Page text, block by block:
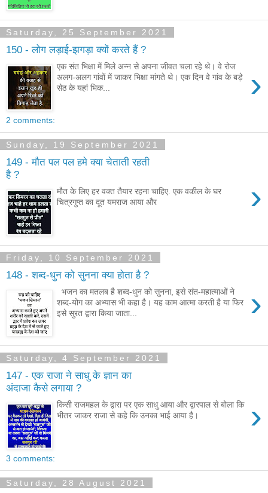
Saturday, 25 September 2021
150 - लोग लड़ाई-झगड़ा क्यों करते हैं ?
›
एक संत भिक्षा में मिले अन्न से अपना जीवत चला रहे थे। वे रोज
अलग-अलग गांवों में जाकर भिक्षा मांगते थे। एक दिन वे गांव के बड़े
सेठ के यहां भिक...
2 comments:
Sunday, 19 September 2021
149 - मौत पल पल हमे क्या चेताती रहती
है ?
›
मौत के लिए हर वक्त तैयार रहना चाहिए. एक वकील के घर
चित्रगुप्त का दूत यमराज आया और
Friday, 10 September 2021
148 - शब्द-धुन को सुनना क्या होता है ?
›
भजन का मतलब है शब्द-धुन को सुनना, इसे संत-महात्माओं ने
शब्द-योग का अभ्यास भी कहा है। यह काम आत्मा करती है या फिर
इसे सुरत द्वारा किया जाता...
Saturday, 4 September 2021
147 - एक राजा ने साधु के ज्ञान का
अंदाजा कैसे लगाया ?
›
किसी राजमहल के द्वारा पर एक साधु आया और द्वारपाल से बोला कि
भीतर जाकर राजा से कहे कि उनका भाई आया है।
3 comments:
Saturday, 28 August 2021